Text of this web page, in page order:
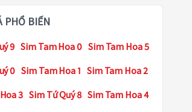
PHỔ BIẾN
9 Sim Tam Hoa 0 Sim Tam Hoa 5
0 Sim Tam Hoa 1 Sim Tam Hoa 2
3 Sim Tứ Quý 8 Sim Tam Hoa 4